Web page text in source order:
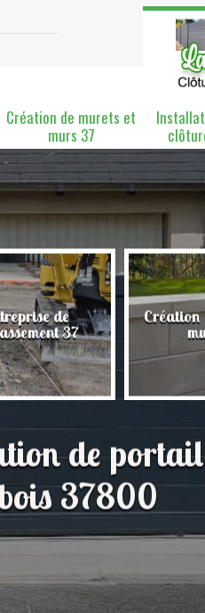
Création de murets et
murs 37
de
37
Création
de
37800